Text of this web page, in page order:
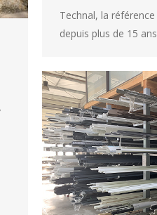
Technal, la
depuis plus de 15